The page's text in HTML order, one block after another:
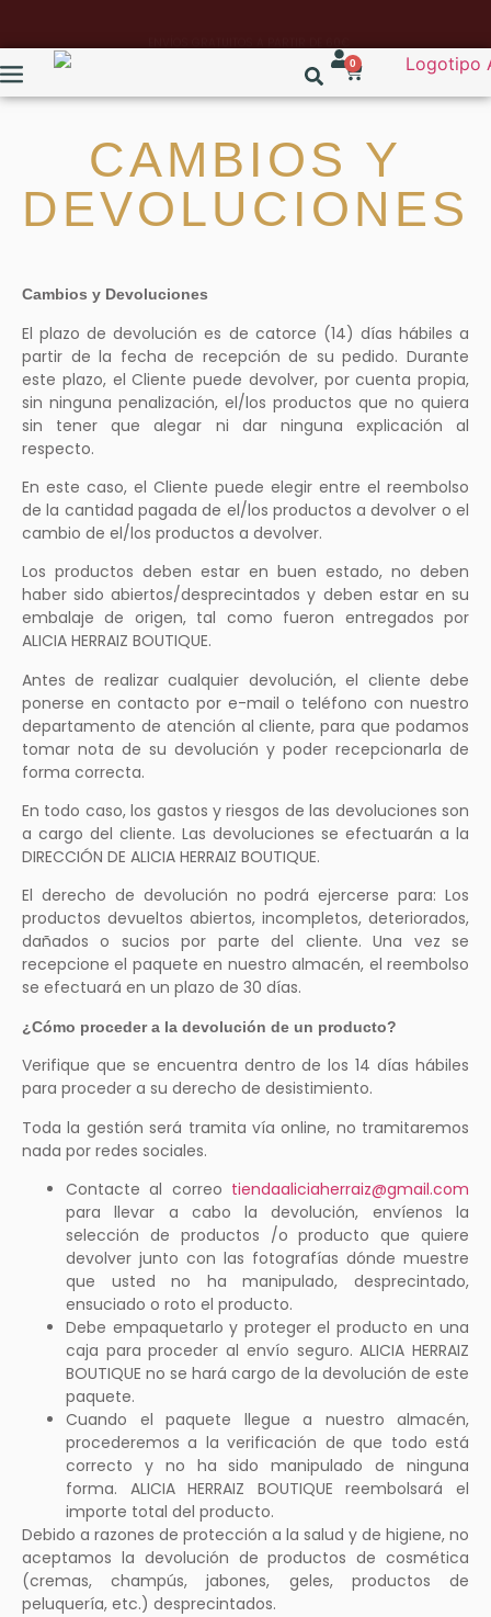
0
CAMBIOS Y
DEVOLUCIONES
Cambios y Devoluciones
El plazo de devolución es de catorce (14) días hábiles a
partir de la fecha de recepción de su pedido. Durante
este plazo, el Cliente puede devolver, por cuenta propia,
sin ninguna penalización, el/los productos que no quiera
sin tener que alegar ni dar ninguna explicación al
respecto.
En este caso, el Cliente puede elegir entre el reembolso
de la cantidad pagada de el/los productos a devolver o el
cambio de el/los productos a devolver.
Los productos deben estar en buen estado, no deben
haber sido abiertos/desprecintados y deben estar en su
embalaje de origen, tal como fueron entregados por
ALICIA HERRAIZ BOUTIQUE.
Antes de realizar cualquier devolución, el cliente debe
ponerse en contacto por e-mail o teléfono con nuestro
departamento de atención al cliente, para que podamos
tomar nota de su devolución y poder recepcionarla de
forma correcta.
En todo caso, los gastos y riesgos de las devoluciones son
a cargo del cliente. Las devoluciones se efectuarán a la
DIRECCIÓN DE ALICIA HERRAIZ BOUTIQUE.
El derecho de devolución no podrá ejercerse para: Los
productos devueltos abiertos, incompletos, deteriorados,
dañados o sucios por parte del cliente. Una vez se
recepcione el paquete en nuestro almacén, el reembolso
se efectuará en un plazo de 30 días.
¿Cómo proceder a la devolución de un producto?
Verifique que se encuentra dentro de los 14 días hábiles
para proceder a su derecho de desistimiento.
Toda la gestión será tramita vía online, no tramitaremos
nada por redes sociales.
Contacte al correo tiendaaliciaherraiz@gmail.com
para llevar a cabo la devolución, envíenos la
selección de productos /o producto que quiere
devolver junto con las fotografías dónde muestre
que usted no ha manipulado, desprecintado,
ensuciado o roto el producto.
Debe empaquetarlo y proteger el producto en una
caja para proceder al envío seguro. ALICIA HERRAIZ
BOUTIQUE no se hará cargo de la devolución de este
paquete.
Cuando el paquete llegue a nuestro almacén,
procederemos a la verificación de que todo está
correcto y no ha sido manipulado de ninguna
forma. ALICIA HERRAIZ BOUTIQUE reembolsará el
importe total del producto.
Debido a razones de protección a la salud y de higiene, no
aceptamos la devolución de productos de cosmética
(cremas, champús, jabones, geles, productos de
peluquería, etc.) desprecintados.